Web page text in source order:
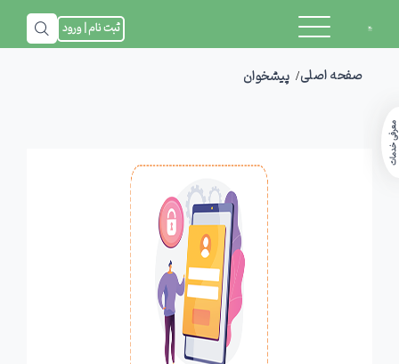
ثبت نام | ورود
صفحه اصلی پیشخوان
معرفی خدمات